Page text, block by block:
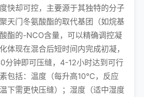
快却可控，主要源于其独特的分子
天门冬氨酸酯的取代基团（如烷基
酯的-NCO含量，可以精确调控凝
体现在混合后短时间内完成初凝，
分钟即可压缝，4-12小时达到可行
包括：温度（每升高10℃，反应
下需更快压缝）；湿度（适中湿度